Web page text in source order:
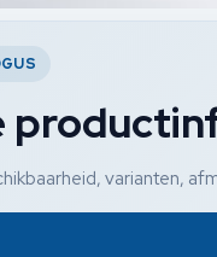
varianten,